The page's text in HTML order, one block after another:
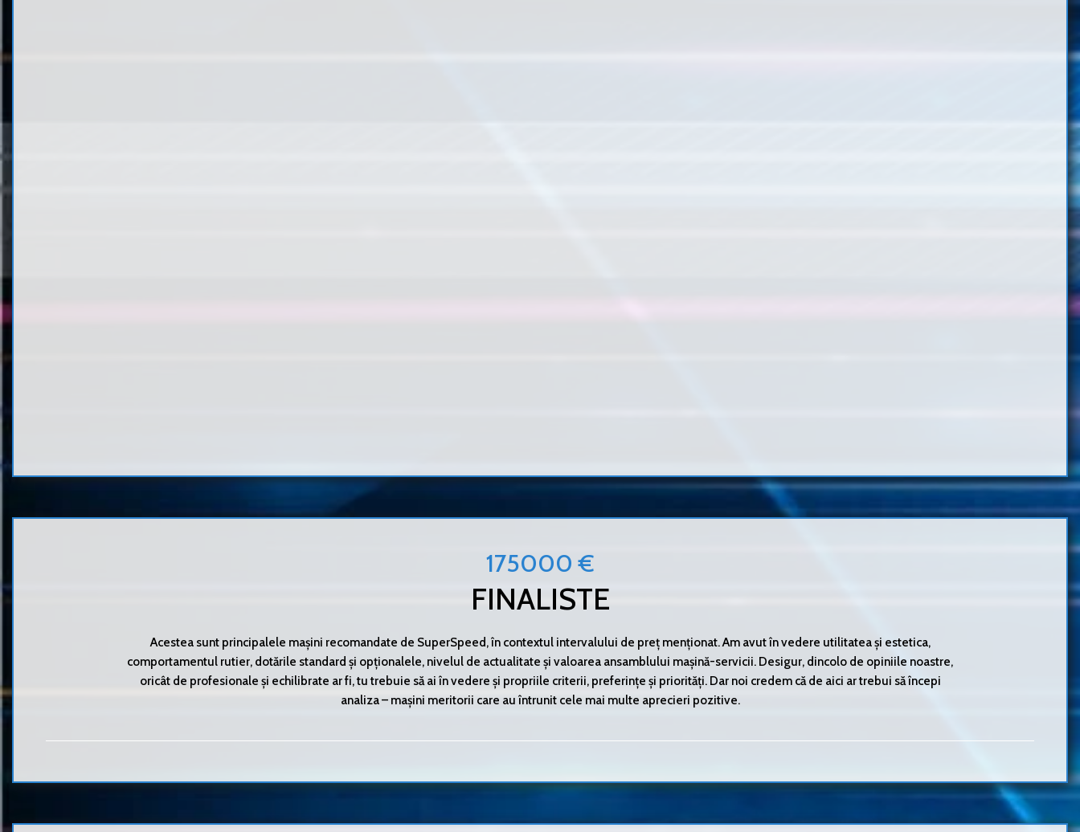
175000 €
FINALISTE
Acestea sunt principalele mașini recomandate de SuperSpeed, în contextul intervalului de preț menționat. Am avut în vedere utilitatea și estetica,
comportamentul rutier, dotările standard și opționalele, nivelul de actualitate și valoarea ansamblului mașină-servicii. Desigur, dincolo de opiniile noastre,
oricât de profesionale și echilibrate ar fi, tu trebuie să ai în vedere și propriile criterii, preferințe și priorități. Dar noi credem că de aici ar trebui să începi
analiza – mașini meritorii care au întrunit cele mai multe aprecieri pozitive.